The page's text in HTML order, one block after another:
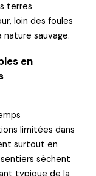
terres
loin des foules
sauvage.
en
limitées dans
surtout en
sèchent